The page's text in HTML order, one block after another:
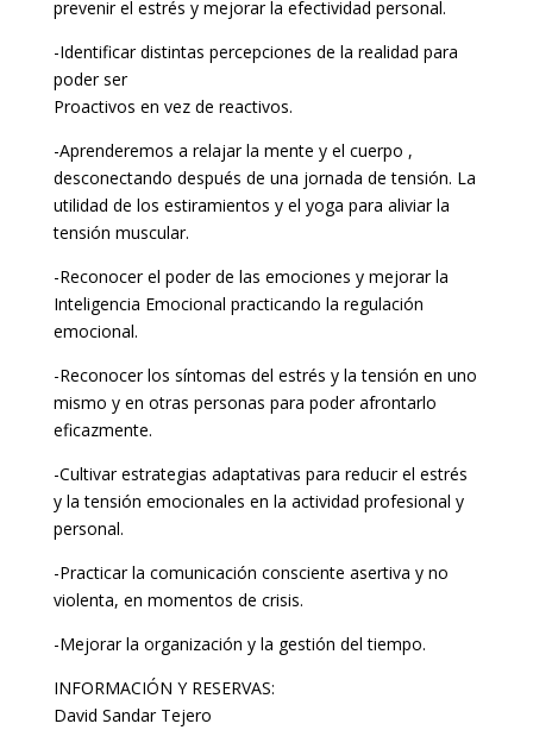
prevenir el estrés y mejorar la efectividad personal.
-Identificar distintas percepciones de la realidad para
poder ser
Proactivos en vez de reactivos.
-Aprenderemos a relajar la mente y el cuerpo ,
desconectando después de una jornada de tensión. La
utilidad de los estiramientos y el yoga para aliviar la
tensión muscular.
-Reconocer el poder de las emociones y mejorar la
Inteligencia Emocional practicando la regulación
emocional.
-Reconocer los síntomas del estrés y la tensión en uno
mismo y en otras personas para poder afrontarlo
eficazmente.
-Cultivar estrategias adaptativas para reducir el estrés
y la tensión emocionales en la actividad profesional y
personal.
-Practicar la comunicación consciente asertiva y no
violenta, en momentos de crisis.
-Mejorar la organización y la gestión del tiempo.
INFORMACIÓN Y RESERVAS:
David Sandar Tejero